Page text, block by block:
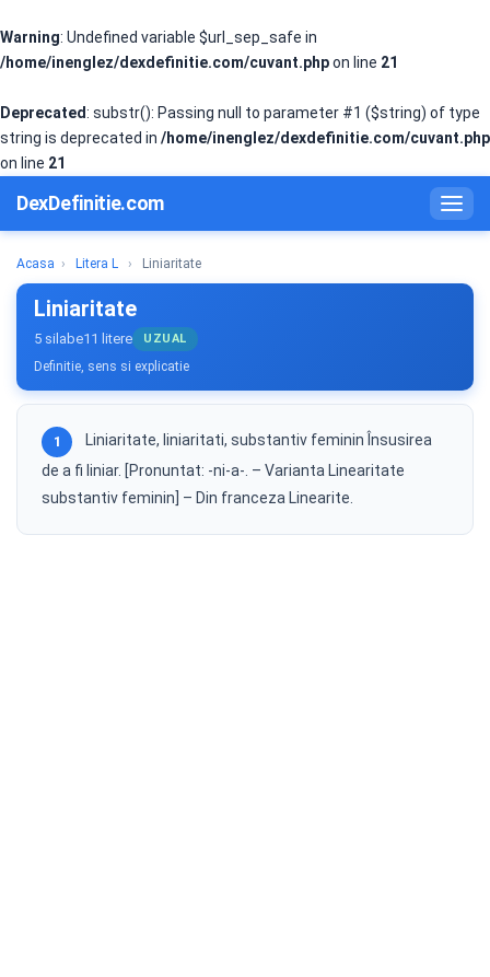
Warning: Undefined variable $url_sep_safe in
/home/inenglez/dexdefinitie.com/cuvant.phpon line 21
Deprecated: substr(): Passing null to parameter #1 ($string) of type
string is deprecated in /home/inenglez/dexdefinitie.com/cuvant.php
on line 21
DexDefinitie.com
Acasa › Litera L › Liniaritate
Liniaritate
5 silabe11 litere UZUAL
Definitie, sens si explicatie
1
Liniaritate, liniaritati, substantiv feminin Însusirea
de a fi liniar. [Pronuntat: -ni-a-. – Varianta Linearitate
substantiv feminin] – Din franceza Linearite.